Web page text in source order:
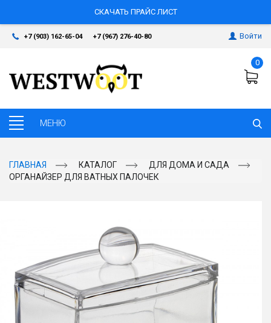
СКАЧАТЬ ПРАЙС ЛИСТ
+7 (903) 162-65-04 +7 (967) 276-40-80 Войти
0
ГЛАВНАЯ КАТАЛОГ
ДЛЯ ДОМА И САДА
ОРГАНАЙЗЕР ДЛЯ ВАТНЫХ ПАЛОЧЕК